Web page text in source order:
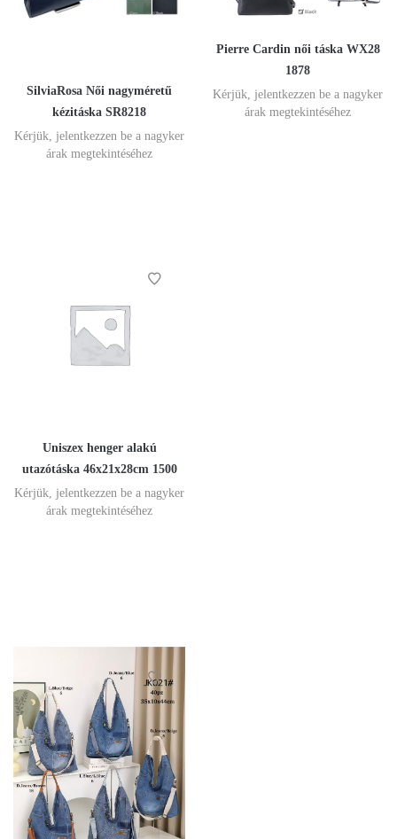
SilviaRosa Női nagyméretű
kézitáska SR8218
Kérjük, jelentkezzen be a nagyker
árak megtekintéséhez
Pierre Cardin női táska WX28
1878
Kérjük, jelentkezzen be a nagyker
árak megtekintéséhez
Uniszex henger alakú
utazótáska 46x21x28cm 1500
Kérjük, jelentkezzen be a nagyker
árak megtekintéséhez